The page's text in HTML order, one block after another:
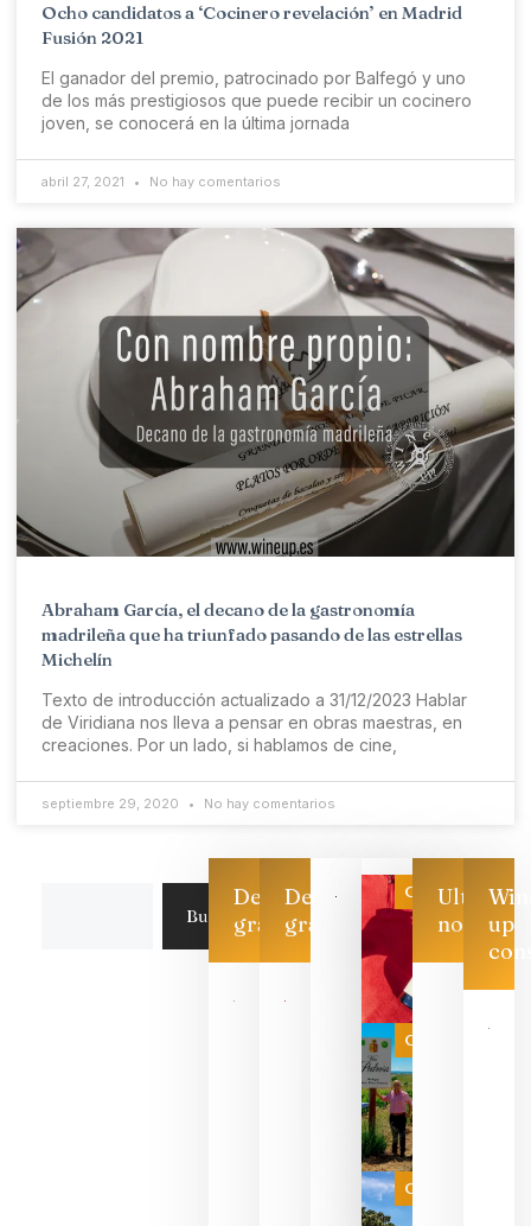
Ocho candidatos a ‘Cocinero revelación’ en Madrid
Fusión 2021
El ganador del premio, patrocinado por Balfegó y uno
de los más prestigiosos que puede recibir un cocinero
joven, se conocerá en la última jornada
abril 27, 2021 No hay comentarios
Abraham García, el decano de la gastronomía
madrileña que ha triunfado pasando de las estrellas
Michelín
Texto de introducción actualizado a 31/12/2023 Hablar
de Viridiana nos lleva a pensar en obras maestras, en
creaciones. Por un lado, si hablamos de cine,
septiembre 29, 2020 No hay comentarios
Buscar
Descarga
gratis
Descarga
gratis
Categoría
Categoría
Categoría
Ultimas
noticias
que ya
up